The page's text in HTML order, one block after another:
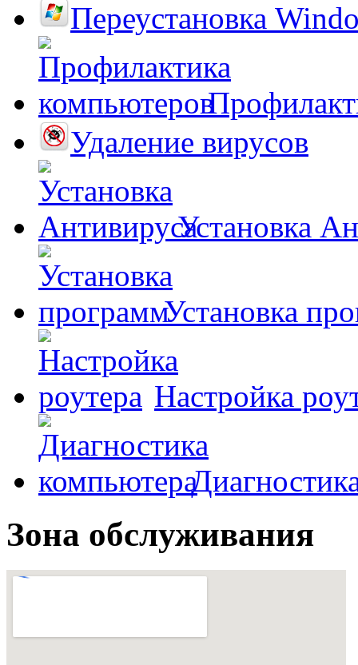
Переустановка
Удаление вирусов
Установка
Установка
Настройка
Зона обслуживания